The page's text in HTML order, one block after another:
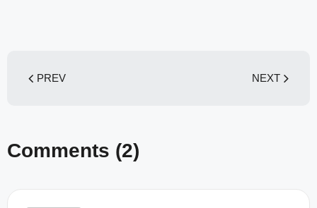
PREV NEXT
Comments (2)